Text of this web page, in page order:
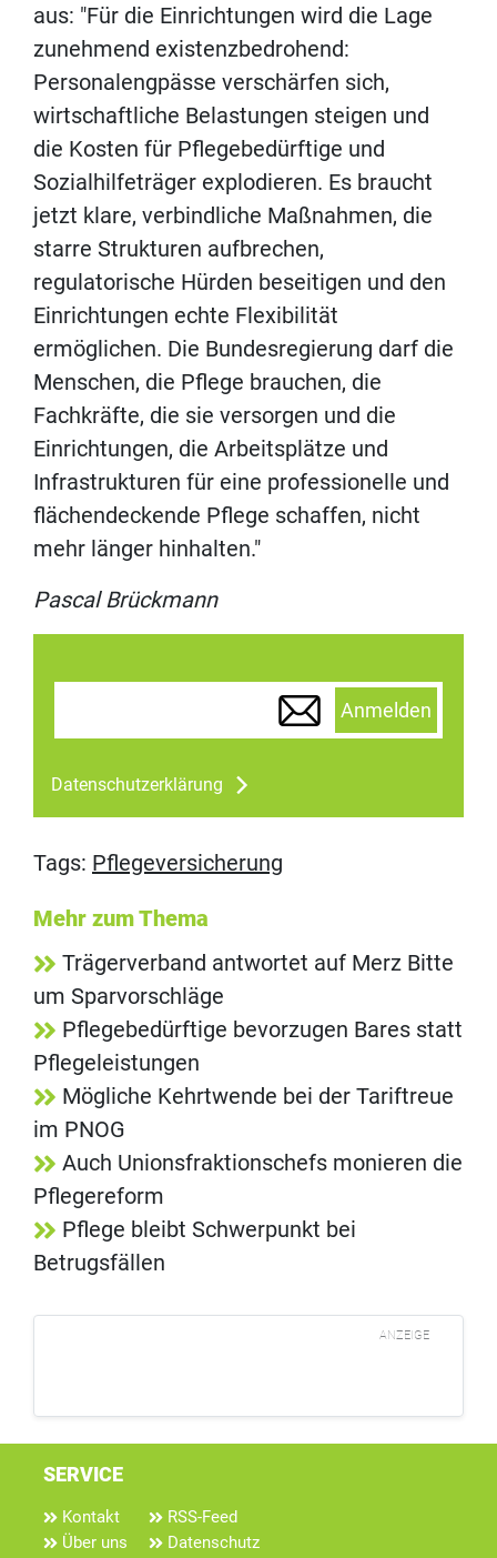
aus: "Für die Einrichtungen wird die Lage
zunehmend existenzbedrohend:
Personalengpässe verschärfen sich,
wirtschaftliche Belastungen steigen und
die Kosten für Pflegebedürftige und
Sozialhilfeträger explodieren. Es braucht
jetzt klare, verbindliche Maßnahmen, die
starre Strukturen aufbrechen,
regulatorische Hürden beseitigen und den
Einrichtungen echte Flexibilität
ermöglichen. Die Bundesregierung darf die
Menschen, die Pflege brauchen, die
Fachkräfte, die sie versorgen und die
Einrichtungen, die Arbeitsplätze und
Infrastrukturen für eine professionelle und
flächendeckende Pflege schaffen, nicht
mehr länger hinhalten."
Pascal Brückmann
Anmelden
Datenschutzerklärung
Tags: Pflegeversicherung
Mehr zum Thema
Trägerverband antwortet auf Merz Bitte
um Sparvorschläge
Pflegebedürftige bevorzugen Bares statt
Pflegeleistungen
Mögliche Kehrtwende bei der Tariftreue
im PNOG
Auch Unionsfraktionschefs monieren die
Pflegereform
Pflege bleibt Schwerpunkt bei
Betrugsfällen
ANZEIGE
SERVICE
Kontakt
Über uns
RSS-Feed
Datenschutz